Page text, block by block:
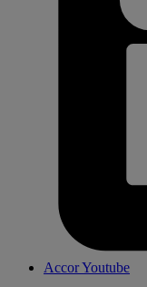
Accor Youtube